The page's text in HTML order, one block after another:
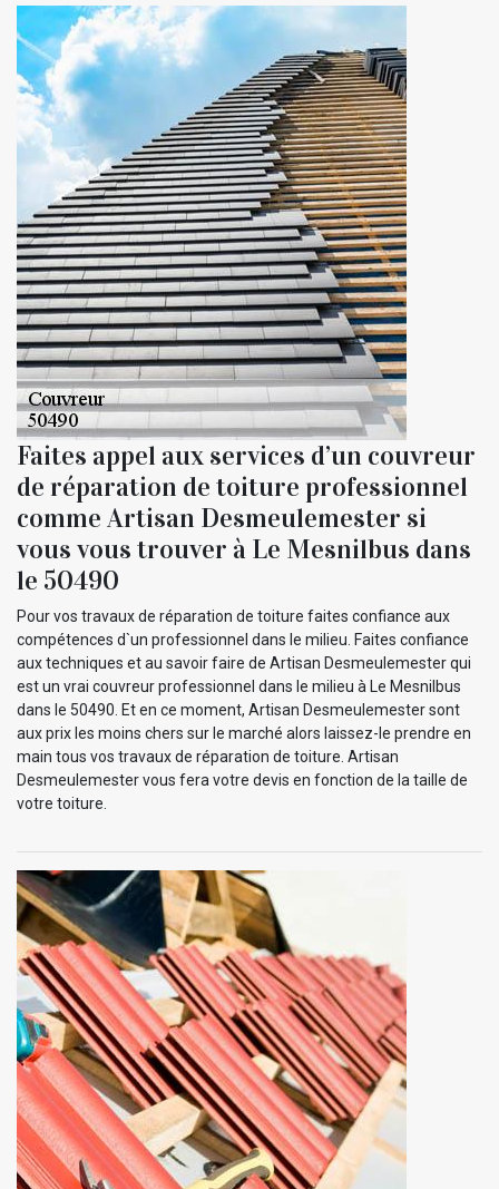
Faites appel aux services d’un couvreur
de réparation de toiture professionnel
comme Artisan Desmeulemester si
vous vous trouver à Le Mesnilbus dans
le 50490
Pour vos travaux de réparation de toiture faites confiance aux
compétences d`un professionnel dans le milieu. Faites confiance
aux techniques et au savoir faire de Artisan Desmeulemester qui
est un vrai couvreur professionnel dans le milieu à Le Mesnilbus
dans le 50490. Et en ce moment, Artisan Desmeulemester sont
aux prix les moins chers sur le marché alors laissez-le prendre en
main tous vos travaux de réparation de toiture. Artisan
Desmeulemester vous fera votre devis en fonction de la taille de
votre toiture.